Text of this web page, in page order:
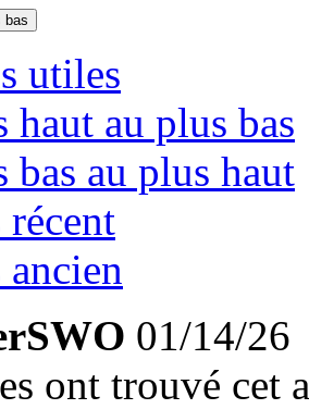
bas
utiles
haut au plus bas
bas au plus haut
01/14/26
ont trouvé cet